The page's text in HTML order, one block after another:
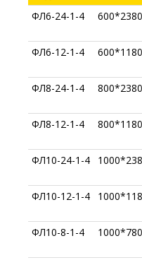
ФЛ6-24-1-4
ФЛ6-12-1-4
ФЛ8-24-1-4
ФЛ8-12-1-4
ФЛ10-24-1-4
ФЛ10-12-1-4
ФЛ10-8-1-4